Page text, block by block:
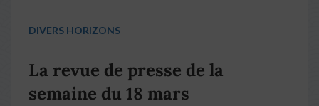
DIVERS HORIZONS
La revue de presse de la
semaine du 18 mars